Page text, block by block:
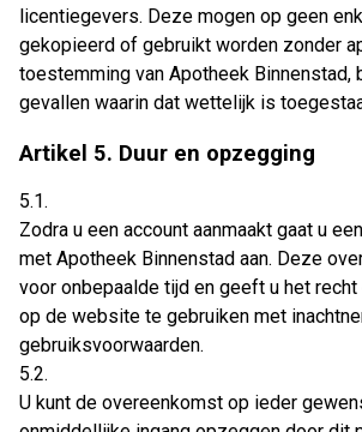
licentiegevers. Deze mogen op geen
gekopieerd of gebruikt worden zonder
toestemming van Apotheek Binnenstad,
gevallen waarin dat wettelijk is
Artikel 5. Duur en opzegging
5.1.
Zodra u een account aanmaakt gaat u
met Apotheek Binnenstad aan. Deze
voor onbepaalde tijd en geeft u het
op de website te gebruiken met
gebruiksvoorwaarden.
5.2.
U kunt de overeenkomst op ieder